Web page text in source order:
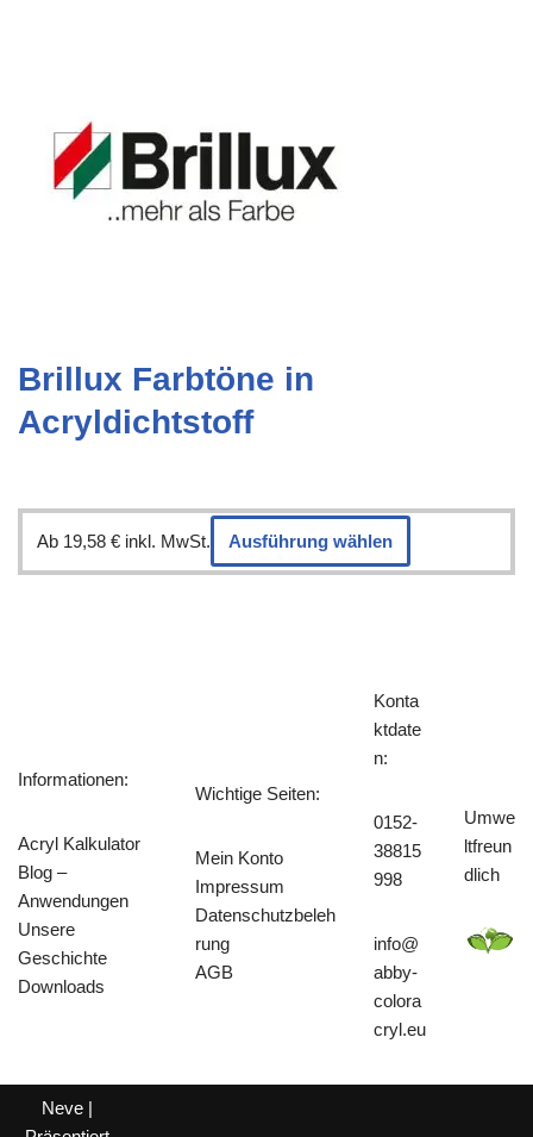
Brillux Farbtöne in
Acryldichtstoff
Ab 19,58 € inkl. MwSt. Ausführung wählen
Informationen:
Acryl Kalkulator
Blog –
Anwendungen
Unsere
Geschichte
Downloads
Wichtige Seiten:
Mein Konto
Impressum
Datenschutzbeleh
rung
AGB
Konta
ktdate
n:
0152-
38815
998
info@
abby-
colora
cryl.eu
Umwe
ltfreun
dlich
Neve|